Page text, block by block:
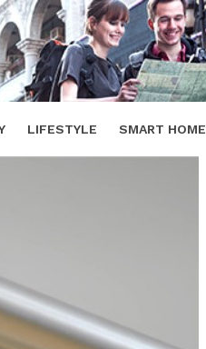
LIFESTYLE SMART HOME
SHARE TWEET